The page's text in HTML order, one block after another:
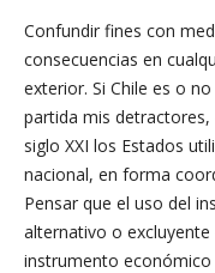
Confundir fines con
consecuencias en
exterior. Si Chile es o
partida mis detractores,
siglo XXI los Estados
nacional, en forma
Pensar que el uso del
alternativo o
instrumento